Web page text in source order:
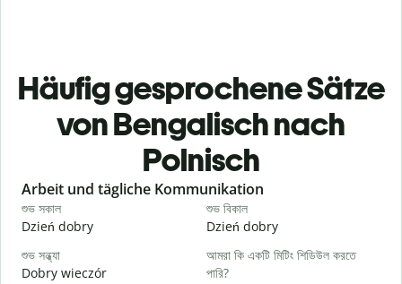
Häufig gesprochene Sätze
von Bengalisch nach
Polnisch
Slide 1 of 6
Arbeit und tägliche Kommunikation
শুভ সকাল
Dzień dobry
শুভ বিকাল
Dzień dobry
শুভ সন্ধ্যা
Dobry wieczór
আমরা কি একটি মিটিং শিডিউল করতে
পারি?